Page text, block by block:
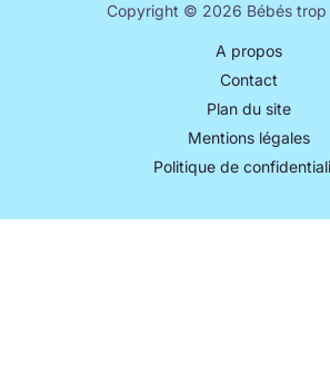
Copyright © 2026 Bébés trop
A propos
Contact
Plan du site
Mentions légales
Politique de